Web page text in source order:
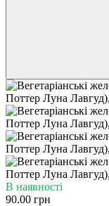
В наявності
90.00 грн